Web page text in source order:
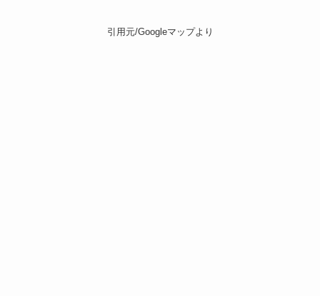
引用元/Googleマップより